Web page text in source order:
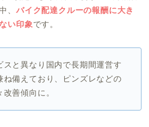
、 バイク配達クルーの報酬に大き
い印象 です。
スと異なり国内で長期間運営す
ね備えており、ピンズレなどの
改善傾向に。